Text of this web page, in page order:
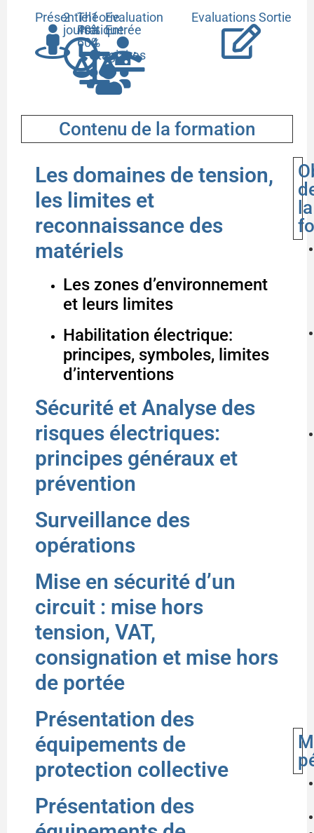
Présentiel
2
jours
Théorie
40%
Pratique
60%
1
à
4
stagiaires
Evaluation
Entrée
Evaluations Sortie
Contenu de la formation
Les domaines de tension,
les limites et
reconnaissance des
matériels
Les zones d’environnement
et leurs limites
Habilitation électrique:
principes, symboles, limites
d’interventions
Sécurité et Analyse des
risques électriques:
principes généraux et
prévention
Surveillance des
opérations
Mise en sécurité d’un
circuit : mise hors
tension, VAT,
consignation et mise hors
de portée
Présentation des
équipements de
protection collective
Présentation des
la